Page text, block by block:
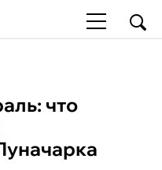
что